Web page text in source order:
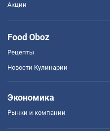
Акции
Food Oboz
Рецепты
Новости Кулинарии
Экономика
Рынки и компании